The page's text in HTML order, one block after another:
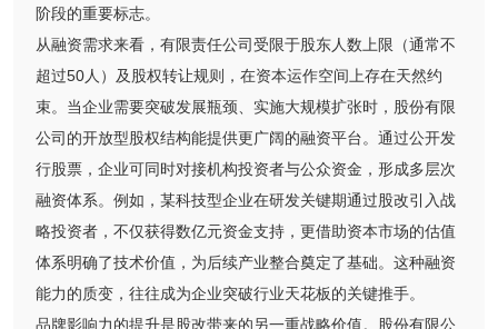
阶段的重要标志。
从融资需求来看，有限责任公司受限于股东人数上限（通常不
超过50人）及股权转让规则，在资本运作空间上存在天然约
束。当企业需要突破发展瓶颈、实施大规模扩张时，股份有限
公司的开放型股权结构能提供更广阔的融资平台。通过公开发
行股票，企业可同时对接机构投资者与公众资金，形成多层次
融资体系。例如，某科技型企业在研发关键期通过股改引入战
略投资者，不仅获得数亿元资金支持，更借助资本市场的估值
体系明确了技术价值，为后续产业整合奠定了基础。这种融资
能力的质变，往往成为企业突破行业天花板的关键推手。
品牌影响力的提升是股改带来的另一重战略价值。股份有限公